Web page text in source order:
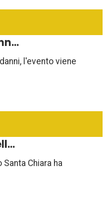
l'evento viene
Santa Chiara ha